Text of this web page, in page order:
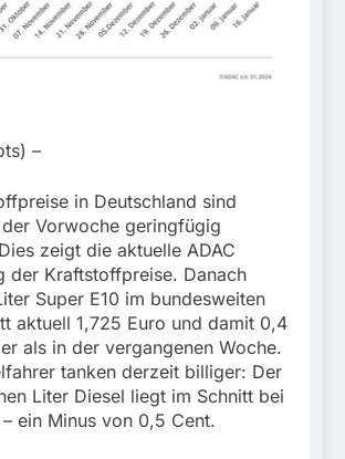
führt zur Sicherstellung
unversteuerter Zigaretten
und Einleitung eines
Steuerstrafverfahrens
Kraftfahrzeug über die
Grenze
eingereist/Bundespolizei
3. August 2026
–
in Deutschland sind
Vorwoche geringfügig
zeigt die aktuelle ADAC
der Kraftstoffpreise. Danach
Super E10 im bundesweiten
aktuell 1,725 Euro und damit 0,4
als in der vergangenen Woche.
tanken derzeit billiger: Der
Liter Diesel liegt im Schnitt bei
ein Minus von 0,5 Cent.